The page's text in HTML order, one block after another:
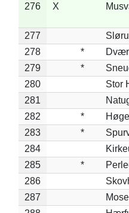
276
X
277
278
*
279
*
280
Stor
281
282
*
283
*
284
285
*
286
287